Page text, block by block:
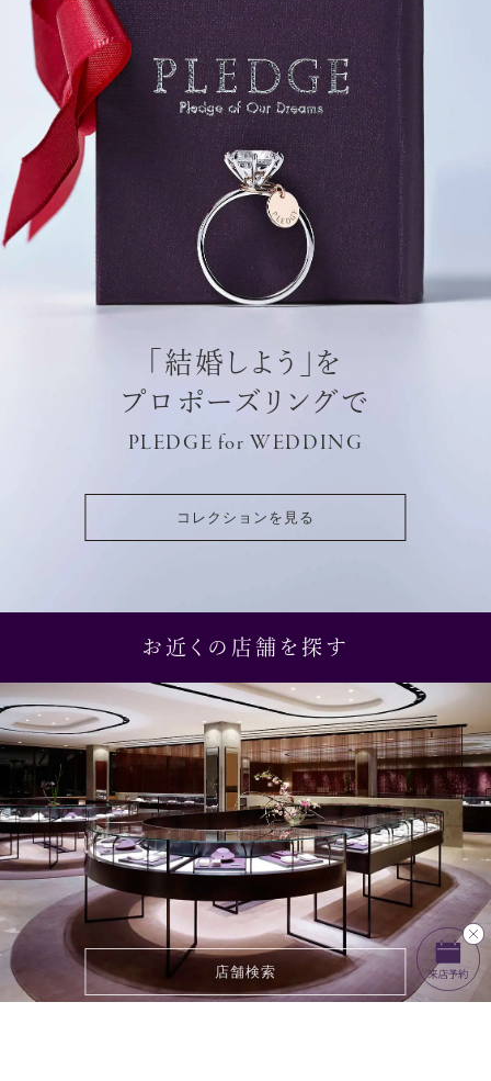
「結婚しよう」を
プロポーズリングで
PLEDGE for WEDDING
コレクションを見る
お近くの店舗を探す
店舗検索